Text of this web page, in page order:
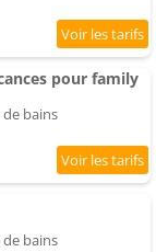
pour family
de bains
de bains